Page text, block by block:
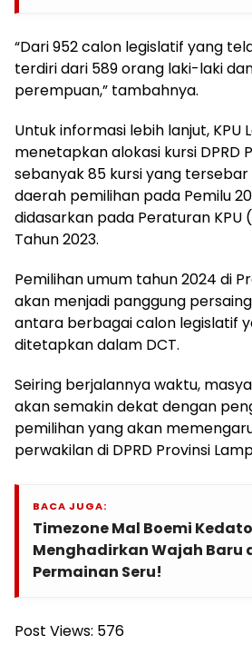
“Dari 952 calon legislatif yang
terdiri dari 589 orang laki-laki
perempuan,” tambahnya.
Untuk informasi lebih lanjut, KPU
menetapkan alokasi kursi DPRD
sebanyak 85 kursi yang
daerah pemilihan pada Pemilu
didasarkan pada Peraturan KPU
Tahun 2023.
Pemilihan umum tahun 2024 di
akan menjadi panggung
antara berbagai calon legislatif
ditetapkan dalam DCT.
Seiring berjalannya waktu,
akan semakin dekat dengan
pemilihan yang akan
perwakilan di DPRD Provinsi
BACA JUGA:
Timezone Mal Boemi
Menghadirkan Wajah Baru
Permainan Seru!
Post Views: 576